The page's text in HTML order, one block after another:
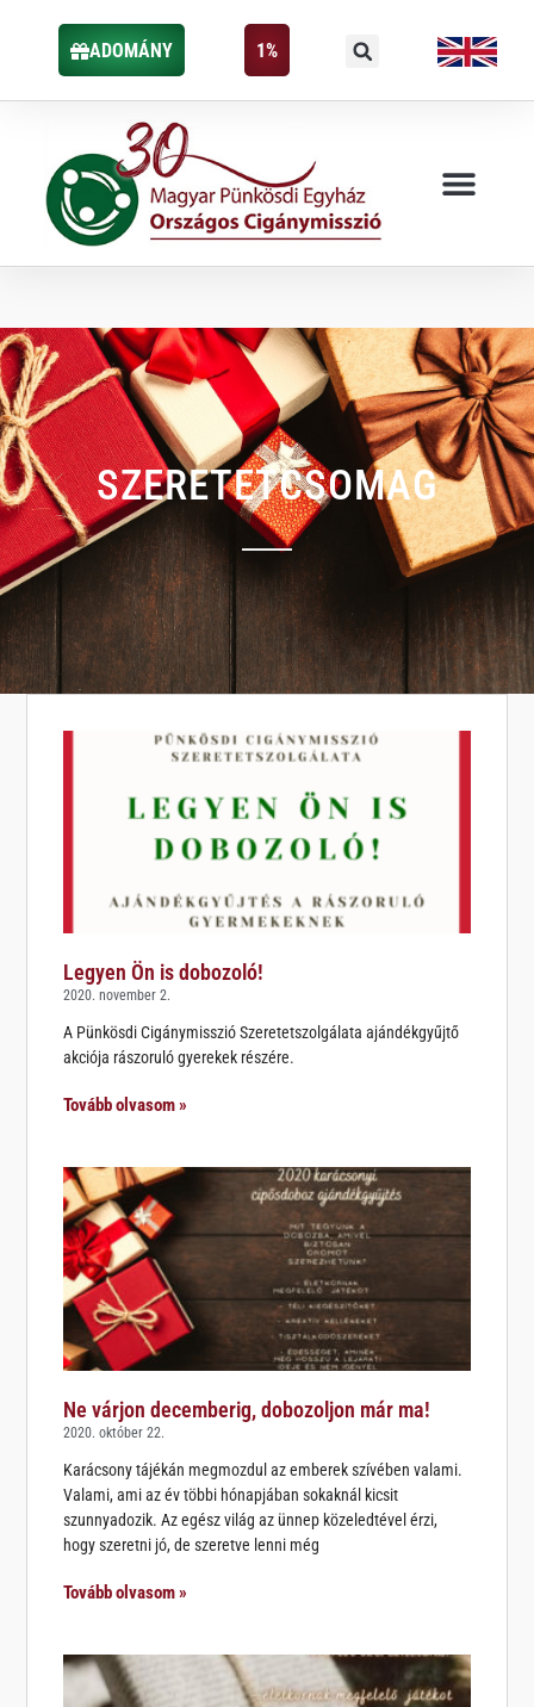
ADOMÁNY 1%
SZERETETCSOMAG
Legyen Ön is dobozoló!
2020. november 2.
A Pünkösdi Cigánymisszió Szeretetszolgálata ajándékgyűjtő
akciója rászoruló gyerekek részére.
Tovább olvasom »
Ne várjon decemberig, dobozoljon már ma!
2020. október 22.
Karácsony tájékán megmozdul az emberek szívében valami.
Valami, ami az év többi hónapjában sokaknál kicsit
szunnyadozik. Az egész világ az ünnep közeledtével érzi,
hogy szeretni jó, de szeretve lenni még
Tovább olvasom »